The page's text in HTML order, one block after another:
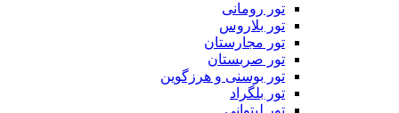
تور رومانی
تور بلاروس
تور مجارستان
تور صربستان
تور بوسنی و هرزگوین
تور بلگراد
تور لیتوانی